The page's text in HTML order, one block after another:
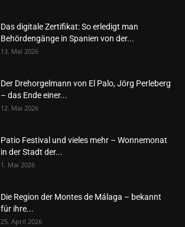
Das digitale Zertifikat: So erledigt man
Behördengänge in Spanien von der...
13. Mai 2026
Der Drehorgelmann von El Palo, Jörg Perleberg
– das Ende einer...
12. Mai 2026
Patio Festival und vieles mehr – Wonnemonat
in der Stadt der...
1. Mai 2026
Die Region der Montes de Málaga – bekannt
für ihre...
25. April 2026